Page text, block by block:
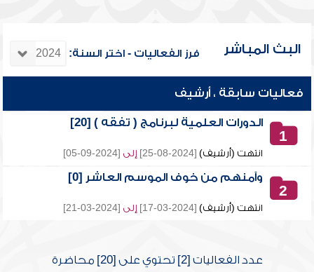
البث المباشر فرز الفعاليات - اختر السنة:
فعاليات سابقة ، أرشيف
1
الدورات العلمية لبرنامج ( تفقه ) [20]
انتهت (أرشيف) [2024-08-25] إلى [2024-09-05]
2
وآمنهم من خوف الموسم العاشر [0]
انتهت (أرشيف) [2024-03-17] إلى [2024-03-21]
عدد الفعاليات [2] تحتوي على [20] محاضرة